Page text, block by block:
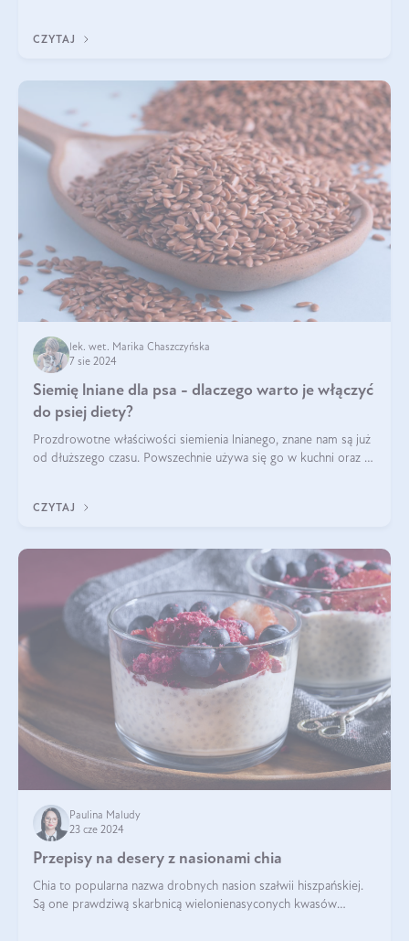
CZYTAJ
lek. wet. Marika Chaszczyńska
7 sie 2024
Siemię lniane dla psa - dlaczego warto je włączyć
do psiej diety?
Prozdrowotne właściwości siemienia lnianego, znane nam są już
od dłuższego czasu. Powszechnie używa się go w kuchni oraz w
CZYTAJ
Paulina Maludy
23 cze 2024
Przepisy na desery z nasionami chia
Chia to popularna nazwa drobnych nasion szałwii hiszpańskiej.
Są one prawdziwą skarbnicą wielonienasyconych kwasów